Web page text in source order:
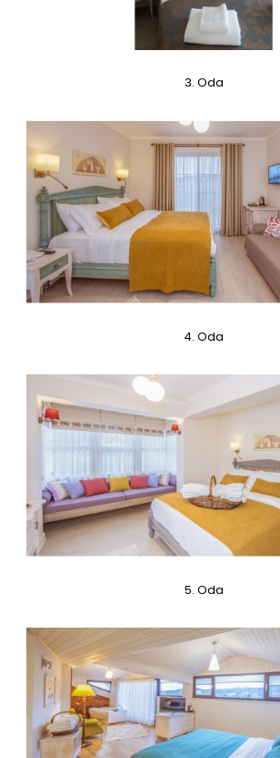
2. Oda
0,00TL
2. ODA ÖZELLİKLERİ:Oda 27 m² +
3. Oda
0,00TL
3. ODA ÖZELLİKLERİ:Oda 17 m²,Giriş
tasarım masif
3. Oda
4. Oda
5. Oda